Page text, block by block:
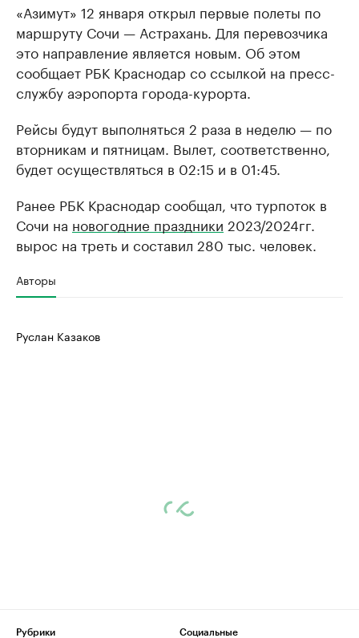
«Азимут» 12 января открыл первые полеты по
маршруту Сочи — Астрахань. Для перевозчика
это направление является новым. Об этом
сообщает РБК Краснодар со ссылкой на пресс-
службу аэропорта города-курорта.
Рейсы будут выполняться 2 раза в неделю — по
вторникам и пятницам. Вылет, соответственно,
будет осуществляться в 02:15 и в 01:45.
Ранее РБК Краснодар сообщал, что турпоток в
Сочи на новогодние праздники 2023/2024гг.
вырос на треть и составил 280 тыс. человек.
Авторы
Руслан Казаков
Рубрики
Социальные